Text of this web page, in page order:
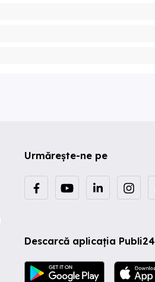
Urmărește-ne pe
Descarcă aplicația Publi24